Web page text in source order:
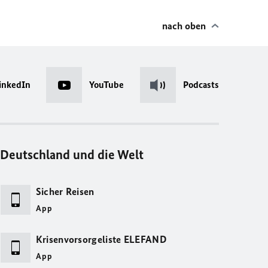
nach oben
YouTube Podcasts
Deutschland und die Welt
Sicher Reisen
App
Krisenvorsorgeliste ELEFAND
App